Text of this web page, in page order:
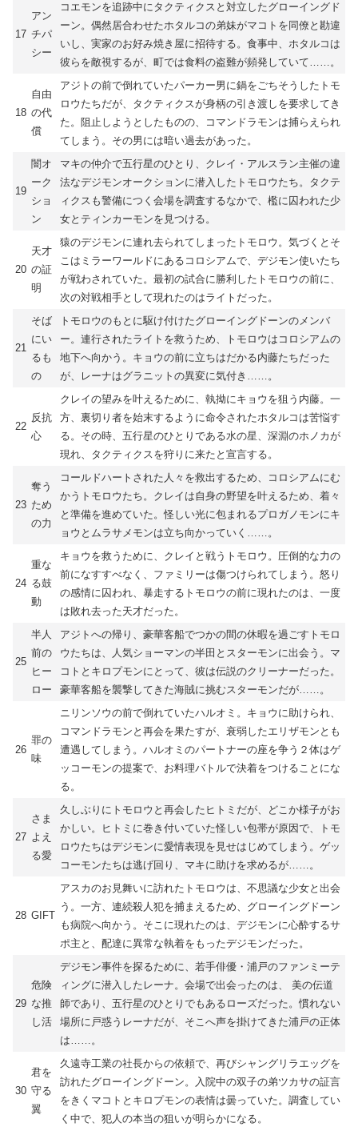
17
アン
チパ
シー
コエモンを追跡中にタクティクスと対立したグローイングド
ーン。偶然居合わせたホタルコの弟妹がマコトを同僚と勘違
いし、実家のお好み焼き屋に招待する。食事中、ホタルコは
彼らを敵視するが、町では食料の盗難が頻発していて……。
18
自由
の代
償
アジトの前で倒れていたパーカー男に鍋をごちそうしたトモ
ロウたちだが、タクティクスが身柄の引き渡しを要求してき
た。阻止しようとしたものの、コマンドラモンは捕らえられ
てしまう。その男には暗い過去があった。
19
闇オ
ーク
ショ
ン
マキの仲介で五行星のひとり、クレイ・アルスラン主催の違
法なデジモンオークションに潜入したトモロウたち。タクテ
ィクスも警備につく会場を調査するなかで、檻に囚われた少
女とティンカーモンを見つける。
20
天才
の証
明
猿のデジモンに連れ去られてしまったトモロウ。気づくとそ
こはミラーワールドにあるコロシアムで、デジモン使いたち
が戦わされていた。最初の試合に勝利したトモロウの前に、
次の対戦相手として現れたのはライトだった。
21
そば
にい
るも
の
トモロウのもとに駆け付けたグローイングドーンのメンバ
ー。連行されたライトを救うため、トモロウはコロシアムの
地下へ向かう。キョウの前に立ちはだかる内藤たちだった
が、レーナはグラニットの異変に気付き……。
22
反抗
心
クレイの望みを叶えるために、執拗にキョウを狙う内藤。一
方、裏切り者を始末するように命令されたホタルコは苦悩す
る。その時、五行星のひとりである水の星、深淵のホノカが
現れ、タクティクスを狩りに来たと宣言する。
23
奪う
ため
の力
コールドハートされた人々を救出するため、コロシアムにむ
かうトモロウたち。クレイは自身の野望を叶えるため、着々
と準備を進めていた。怪しい光に包まれるプロガノモンにキ
ョウとムラサメモンは立ち向かっていく……。
24
重な
る鼓
動
キョウを救うために、クレイと戦うトモロウ。圧倒的な力の
前になすすべなく、ファミリーは傷つけられてしまう。怒り
の感情に囚われ、暴走するトモロウの前に現れたのは、一度
は敗れ去った天才だった。
25
半人
前の
ヒー
ロー
アジトへの帰り、豪華客船でつかの間の休暇を過ごすトモロ
ウたちは、人気ショーマンの半田とスターモンに出会う。マ
コトとキロプモンにとって、彼は伝説のクリーナーだった。
豪華客船を襲撃してきた海賊に挑むスターモンだが……。
26
罪の
味
ニリンソウの前で倒れていたハルオミ。キョウに助けられ、
コマンドラモンと再会を果たすが、衰弱したエリザモンとも
遭遇してしまう。ハルオミのパートナーの座を争う２体はゲ
ッコーモンの提案で、お料理バトルで決着をつけることにな
る。
27
さま
よえ
る愛
久しぶりにトモロウと再会したヒトミだが、どこか様子がお
かしい。ヒトミに巻き付いていた怪しい包帯が原因で、トモ
ロウたちはデジモンに愛情表現を見せはじめてしまう。ゲッ
コーモンたちは逃げ回り、マキに助けを求めるが……。
28 GIFT
アスカのお見舞いに訪れたトモロウは、不思議な少女と出会
う。一方、連続殺人犯を捕まえるため、グローイングドーン
も病院へ向かう。そこに現れたのは、デジモンに心酔するサ
ポ主と、配達に異常な執着をもったデジモンだった。
29
危険
な推
し活
デジモン事件を探るために、若手俳優・浦戸のファンミーテ
ィングに潜入したレーナ。会場で出会ったのは、 美の伝道
師であり、五行星のひとりでもあるローズだった。慣れない
場所に戸惑うレーナだが、そこへ声を掛けてきた浦戸の正体
は……。
30
君を
守る
翼
久遠寺工業の社長からの依頼で、再びシャングリラエッグを
訪れたグローイングドーン。入院中の双子の弟ツカサの証言
をきくマコトとキロプモンの表情は曇っていた。調査してい
く中で、犯人の本当の狙いが明らかになる。